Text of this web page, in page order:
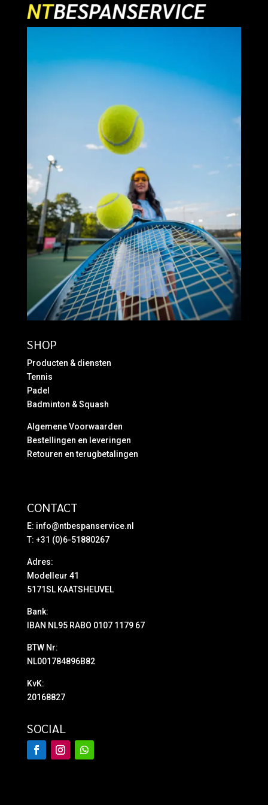
SHOP
Producten & diensten
Tennis
Padel
Badminton & Squash
Algemene Voorwaarden
Bestellingen en leveringen
Retouren en terugbetalingen
CONTACT
E: info@ntbespanservice.nl
T: +31 (0)6-51880267
Adres:
Modelleur 41
5171SL KAATSHEUVEL
Bank:
IBAN NL95 RABO 0107 1179 67
BTW Nr:
NL001784896B82
KvK:
20168827
SOCIAL